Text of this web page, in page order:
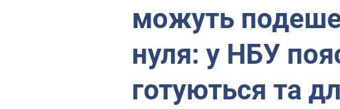
можуть
нуля: у НБУ
готуються та